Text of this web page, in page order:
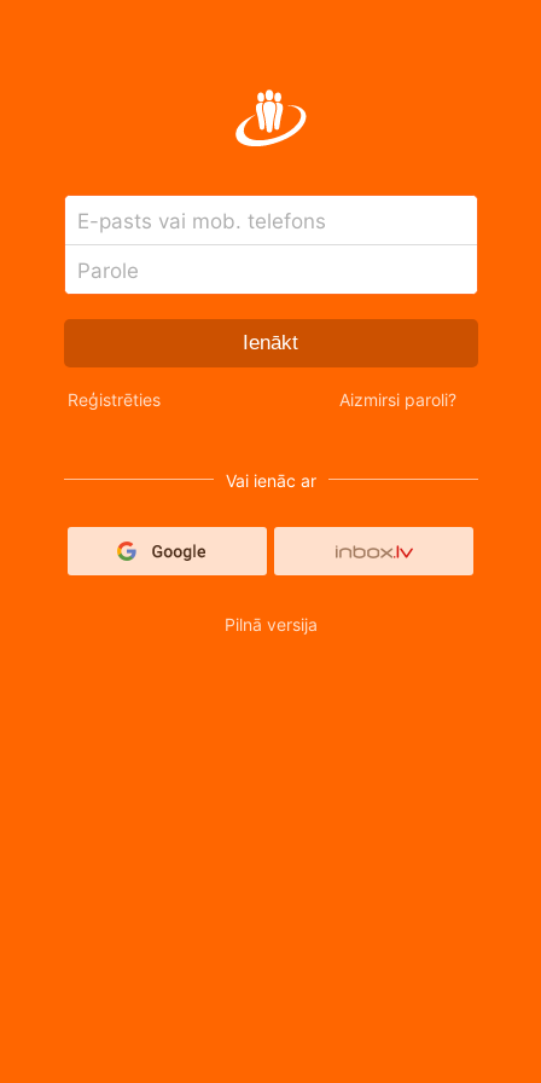
E-pasts vai mob. telefons
Parole
Ienākt
Reģistrēties Aizmirsi paroli?
Vai ienāc ar
Pilnā versija